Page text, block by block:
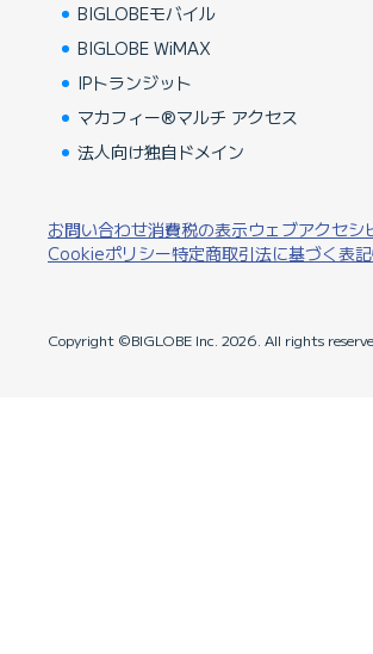
BIGLOBEモバイル
BIGLOBE WiMAX
IPトランジット
マカフィー®マルチ アクセス
法人向け独自ドメイン
お問い合わせ消費税の表示ウェブアクセシ
Cookieポリシー特定商取引法に基づく表記
Copyright ©BIGLOBE Inc. 2026. All rights